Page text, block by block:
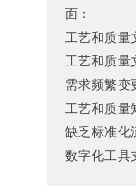
面：
工艺和质量
工艺和质量
需求频繁变
工艺和质量
缺乏标准化
数字化工具